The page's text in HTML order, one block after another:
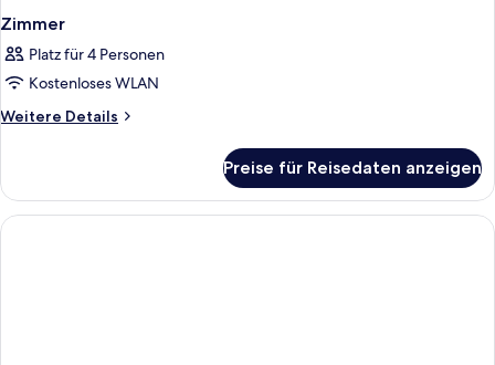
Zimmer
Platz für 4 Personen
Kostenloses WLAN
Weitere Details
Weitere
Preise für Reisedaten anzeigen